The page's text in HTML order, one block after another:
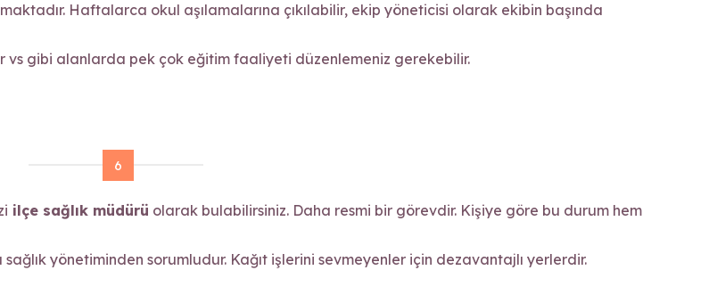
Haftalarca okul aşılamalarına çıkılabilir, ekip yöneticisi olarak ekibin başında
gibi alanlarda pek çok eğitim faaliyeti düzenlemeniz gerekebilir.
6
ilçe sağlık müdürü olarak bulabilirsiniz. Daha resmi bir görevdir. Kişiye göre bu durum hem
yönetiminden sorumludur. Kağıt işlerini sevmeyenler için dezavantajlı yerlerdir.